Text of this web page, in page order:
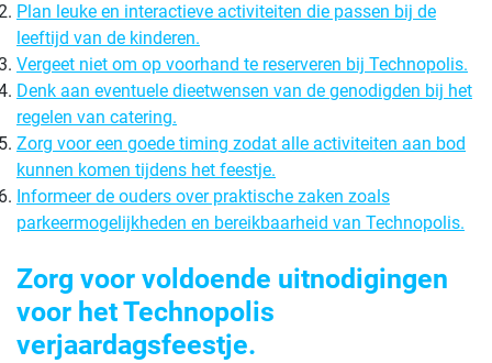
Plan leuke en interactieve activiteiten die passen bij de
leeftijd van de kinderen.
Vergeet niet om op voorhand te reserveren bij Technopolis.
Denk aan eventuele dieetwensen van de genodigden bij het
regelen van catering.
Zorg voor een goede timing zodat alle activiteiten aan bod
kunnen komen tijdens het feestje.
Informeer de ouders over praktische zaken zoals
parkeermogelijkheden en bereikbaarheid van Technopolis.
Zorg voor voldoende uitnodigingen
voor het Technopolis
verjaardagsfeestje.